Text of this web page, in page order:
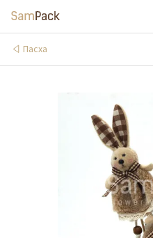
Пасха